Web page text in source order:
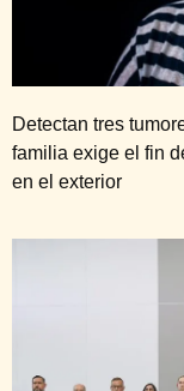
Detectan tres
familia exige el fin
en el exterior